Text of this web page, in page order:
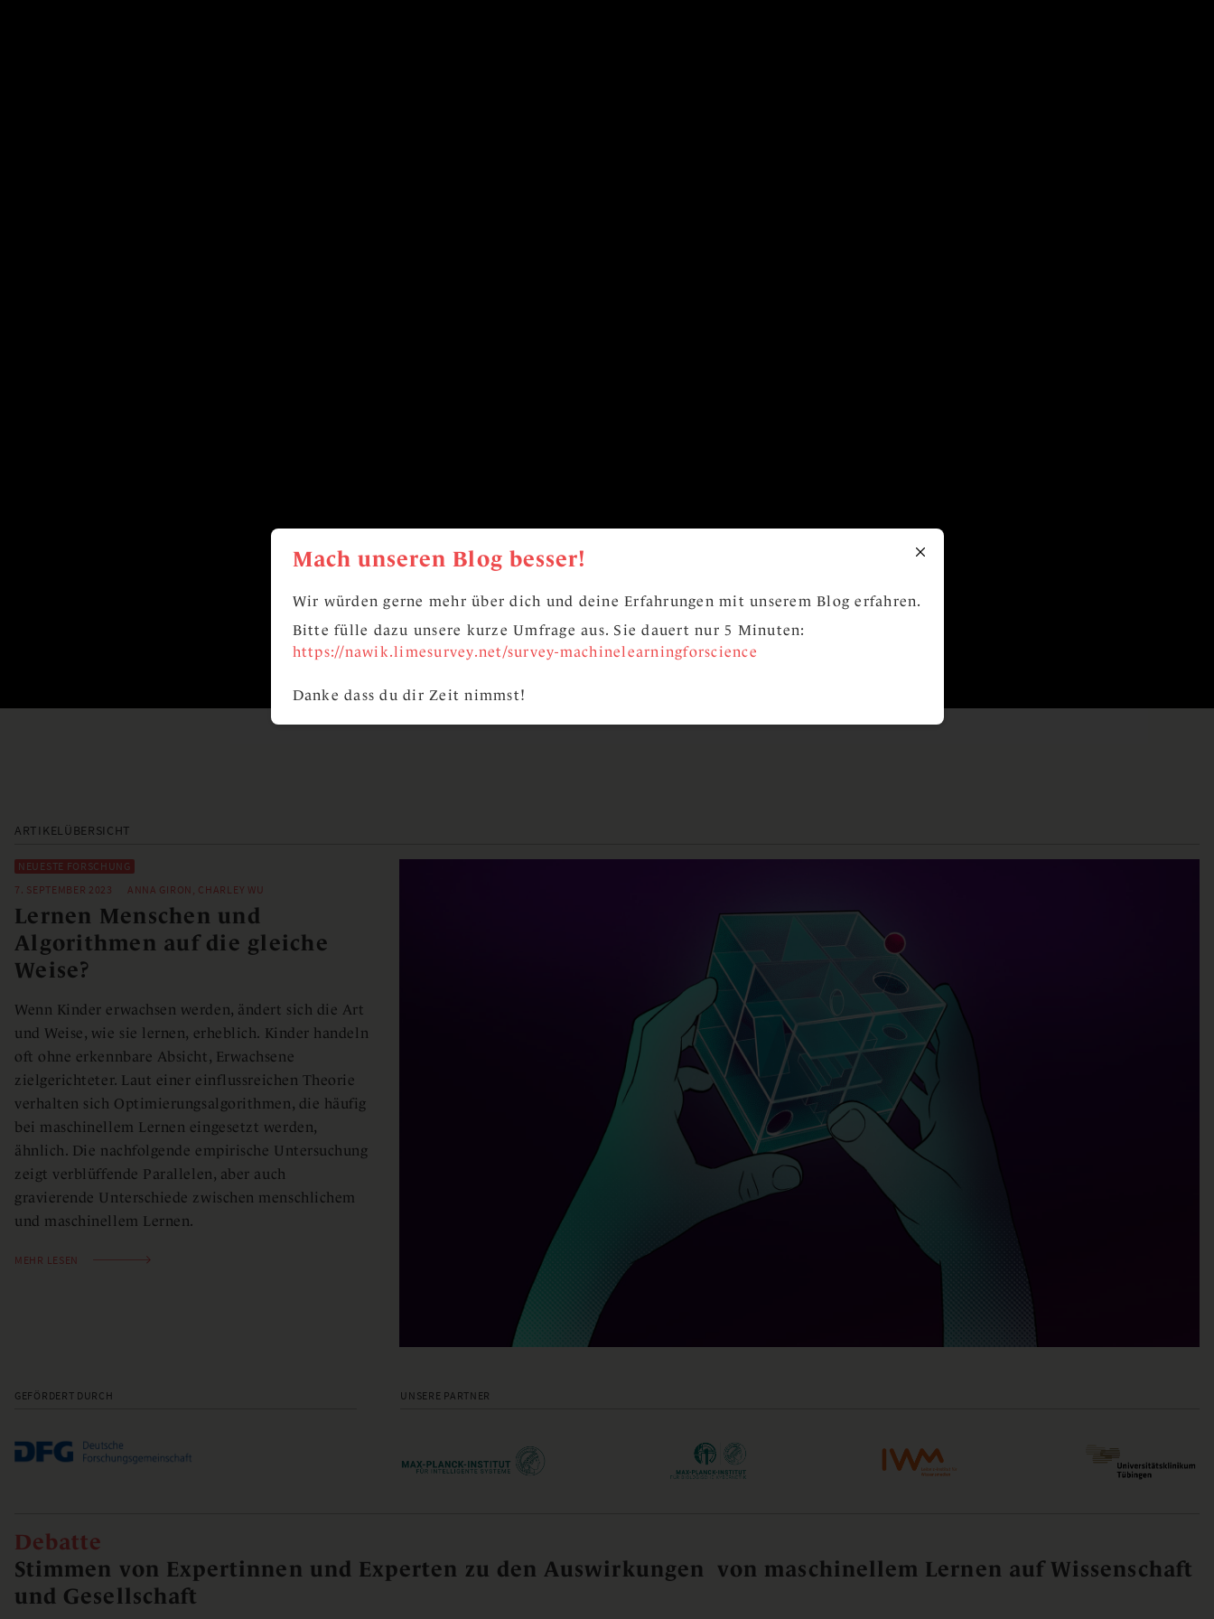
ARTIKELÜBERSICHT
NEUESTE FORSCHUNG
7. SEPTEMBER 2023
ANNA GIRON, CHARLEY WU
Lernen Menschen und
Algorithmen auf die gleiche
Weise?
Wenn Kinder erwachsen werden, ändert sich die Art
und Weise, wie sie lernen, erheblich. Kinder handeln
oft ohne erkennbare Absicht, Erwachsene
zielgerichteter. Laut einer einflussreichen Theorie
verhalten sich Optimierungsalgorithmen, die häufig
bei maschinellem Lernen eingesetzt werden,
ähnlich. Die nachfolgende empirische Untersuchung
zeigt verblüffende Parallelen, aber auch
gravierende Unterschiede zwischen menschlichem
und maschinellem Lernen.
MEHR LESEN
GEFÖRDERT DURCH UNSERE PARTNER
Debatte
Stimmen von Expertinnen und Experten zu den Auswirkungen von maschinellem Lernen auf Wissenschaft
und Gesellschaft
Mach unseren Blog besser!
Wir würden gerne mehr über dich und deine Erfahrungen mit unserem Blog erfahren.
Bitte fülle dazu unsere kurze Umfrage aus. Sie dauert nur 5 Minuten:
https://nawik.limesurvey.net/survey-machinelearningforscience
Danke dass du dir Zeit nimmst!